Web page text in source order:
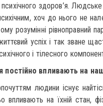
здоров’я.
хоч до нього не
розумінні рівноправний
успіх і так зване
і тілесного
постійно впливають на
людини існує
на їхній стан,